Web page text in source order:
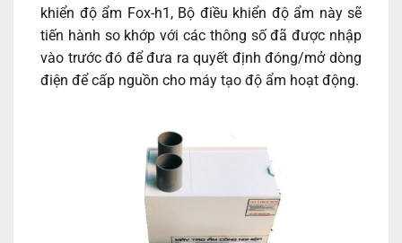
khiển độ ẩm Fox-h1, Bộ điều khiển độ ẩm này sẽ
tiến hành so khớp với các thông số đã được nhập
vào trước đó để đưa ra quyết định đóng/mở dòng
điện để cấp nguồn cho máy tạo độ ẩm hoạt động.